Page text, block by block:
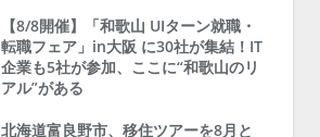
【8/8開催】「和歌山 UIターン就職・
転職フェア」in大阪 に30社が集結！IT
企業も5社が参加、ここに“和歌山のリ
アル”がある
北海道富良野市、移住ツアーを8月と